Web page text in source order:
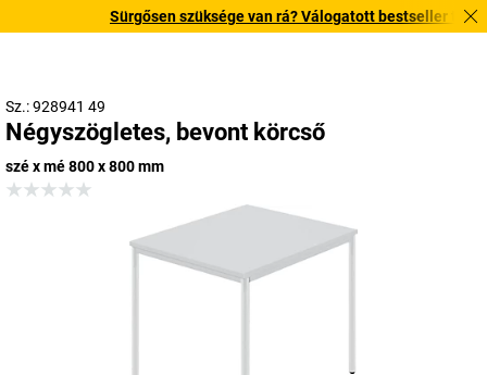
Sürgősen szüksége van rá? Válogatott bestseller
Sz.: 928941 49
Négyszögletes, bevont körcső
szé x mé 800 x 800 mm